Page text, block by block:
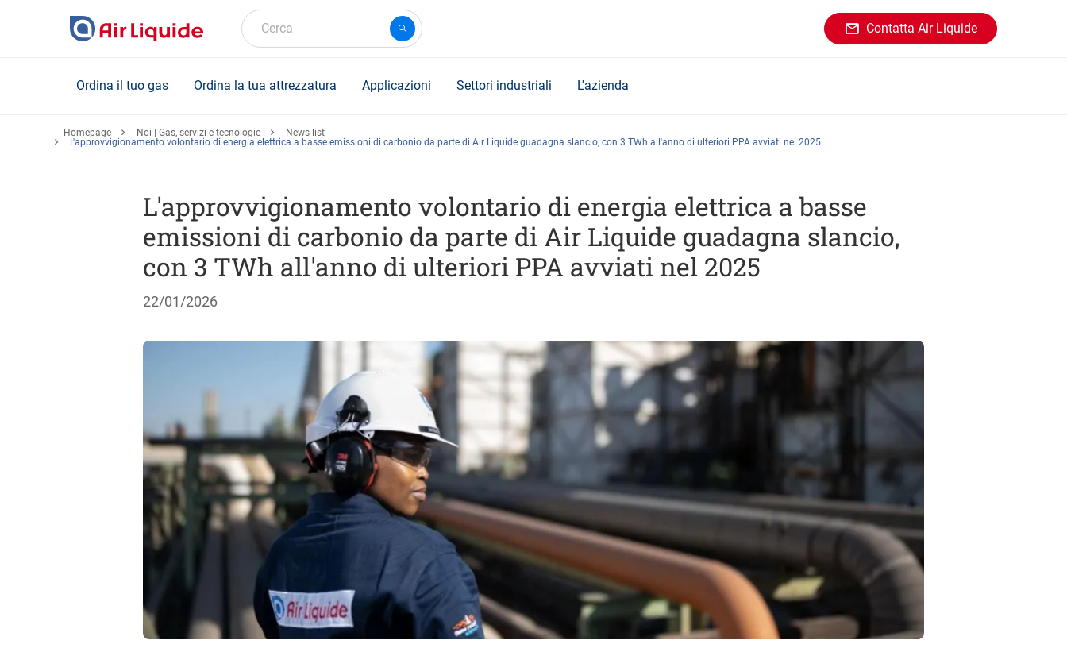
Cerca Contatta Air Liquide
Ordina il tuo gas Ordina la tua attrezzatura Applicazioni Settori industriali L'azienda
Homepage Noi | Gas, servizi e tecnologie
News list
L'approvvigionamento volontario di energia elettrica a basse emissioni di carbonio da parte di Air Liquide guadagna slancio, con 3 TWh all'anno di ulteriori PPA avviati nel 2025
L'approvvigionamento volontario di energia elettrica a basse
emissioni di carbonio da parte di Air Liquide guadagna slancio,
con 3 TWh all'anno di ulteriori PPA avviati nel 2025
22/01/2026